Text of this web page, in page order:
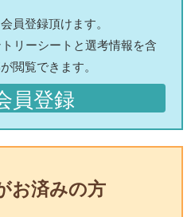
員登録頂けます。
リーシートと選考情報を含
閲覧できます。
員登録
お済みの方